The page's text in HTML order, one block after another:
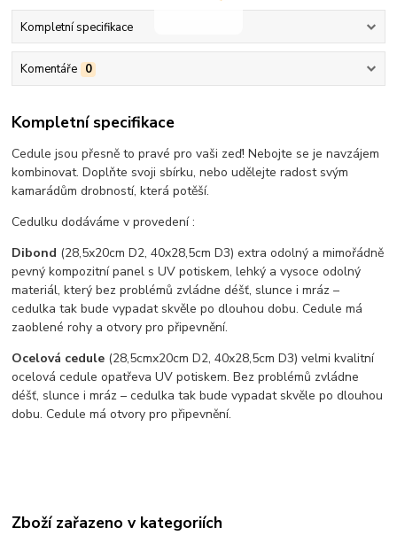
Kompletní specifikace
Komentáře 0
Kompletní specifikace
Cedule jsou přesně to pravé pro vaši zeď! Nebojte se je navzájem
kombinovat. Doplňte svoji sbírku, nebo udělejte radost svým
kamarádům drobností, která potěší.
Cedulku dodáváme v provedení :
Dibond (28,5x20cm D2, 40x28,5cm D3) extra odolný a mimořádně
pevný kompozitní panel s UV potiskem, lehký a vysoce odolný
materiál, který bez problémů zvládne déšť, slunce i mráz –
cedulka tak bude vypadat skvěle po dlouhou dobu. Cedule má
zaoblené rohy a otvory pro připevnění.
Ocelová cedule (28,5cmx20cm D2, 40x28,5cm D3) velmi kvalitní
ocelová cedule opatřeva UV potiskem. Bez problémů zvládne
déšť, slunce i mráz – cedulka tak bude vypadat skvěle po dlouhou
dobu. Cedule má otvory pro připevnění.
Zboží zařazeno v kategoriích